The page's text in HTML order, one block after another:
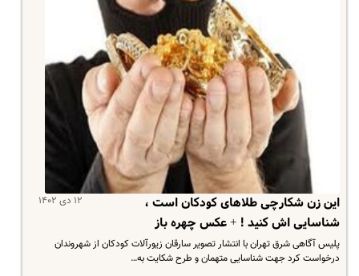
۱۲ دی ۱۴۰۲
این زن شکارچی طلاهای کودکان است ،
شناسایی اش کنید ! + عکس چهره باز
پلیس آگاهی شرق تهران با انتشار تصویر سارقان زیورآلات کودکان از شهروندان
درخواست کرد جهت شناسایی متهمان و طرح شکایت به…